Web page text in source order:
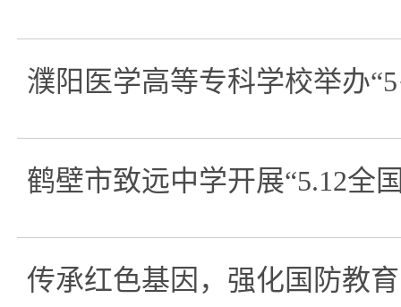
濮阳医学高等专科学校举办
鹤壁市致远中学开展“5.12全
传承红色基因，强化国防教育